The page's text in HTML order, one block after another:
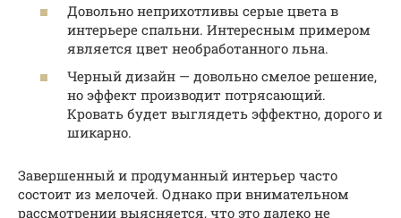
Довольно неприхотливы серые цвета в
интерьере спальни. Интересным примером
является цвет необработанного льна.
Черный дизайн — довольно смелое решение,
но эффект производит потрясающий.
Кровать будет выглядеть эффектно, дорого и
шикарно.
Завершенный и продуманный интерьер часто
состоит из мелочей. Однако при внимательном
рассмотрении выясняется, что это далеко не